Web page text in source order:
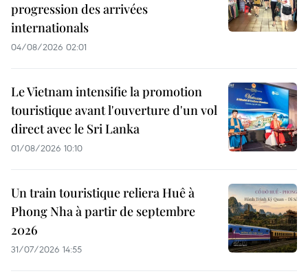
progression des arrivées
internationals
04/08/2026 02:01
Le Vietnam intensifie la promotion
touristique avant l'ouverture d'un vol
direct avec le Sri Lanka
01/08/2026 10:10
Un train touristique reliera Huê à
Phong Nha à partir de septembre
2026
31/07/2026 14:55